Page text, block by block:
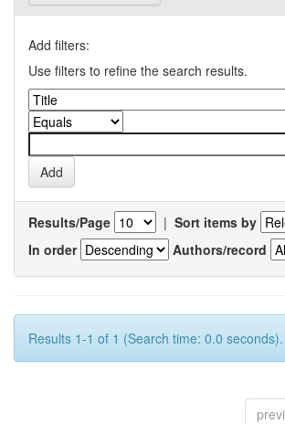
Add filters:
Use filters to refine the search results.
Results/Page | Sort items by
In order
Authors/record
Results 1-1 of 1 (Search time: 0.0 seconds).